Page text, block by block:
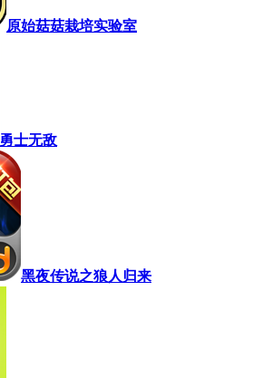
原始菇菇栽培实验室
勇士无敌
黑夜传说之狼人归来